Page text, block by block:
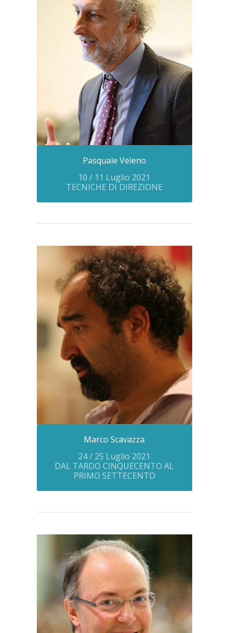
Pasquale Veleno
10 / 11 Luglio 2021
TECNICHE DI DIREZIONE
Marco Scavazza
24 / 25 Luglio 2021
DAL TARDO CINQUECENTO AL
PRIMO SETTECENTO